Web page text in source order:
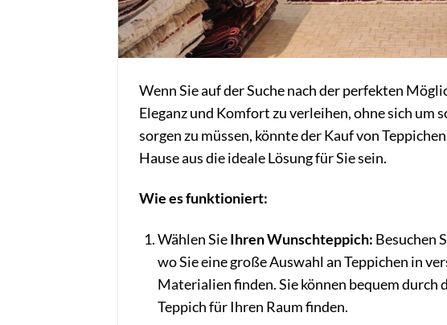
Wenn Sie auf der Suche nach der perfekten
Eleganz und Komfort zu verleihen, ohne sich um
sorgen zu müssen, könnte der Kauf von
Hause aus die ideale Lösung für Sie sein.
Wie es funktioniert:
Wählen SieIhren Wunschteppich: Besuchen
wo Sie eine große Auswahl an Teppichen in
Materialien finden. Sie können bequem
Teppich für Ihren Raum finden.